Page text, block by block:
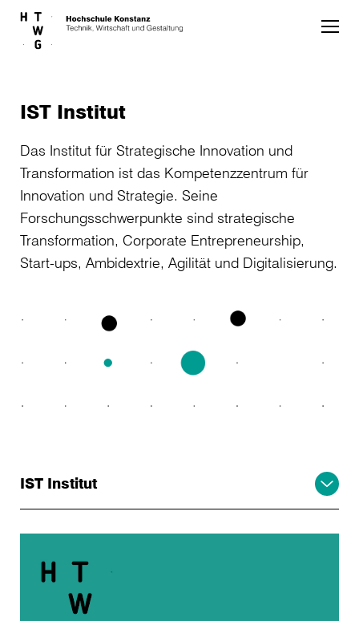
Skip to main content
IST Institut
Das Institut für Strategische Innovation und
Transformation ist das Kompetenzzentrum für
Innovation und Strategie. Seine
Forschungsschwerpunkte sind strategische
Transformation, Corporate Entrepreneurship,
Start-ups, Ambidextrie, Agilität und Digitalisierung.
IST Institut